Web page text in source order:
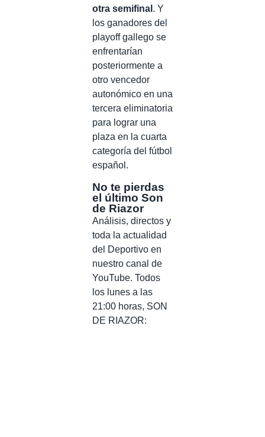
otra semifinal . Y
los ganadores del
playoff gallego se
enfrentarían
posteriormente a
otro vencedor
autonómico en una
tercera eliminatoria
para lograr una
plaza en la cuarta
categoría del fútbol
español.
No te pierdas
el último Son
de Riazor
Análisis, directos y
toda la actualidad
del Deportivo en
nuestro canal de
YouTube. Todos
los lunes a las
21:00 horas, SON
DE RIAZOR: